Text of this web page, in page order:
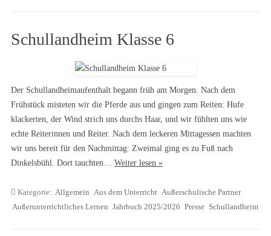
Schullandheim Klasse 6
Der Schullandheimaufenthalt begann früh am Morgen. Nach dem
Frühstück misteten wir die Pferde aus und gingen zum Reiten: Hufe
klackerten, der Wind strich uns durchs Haar, und wir fühlten uns wie
echte Reiterinnen und Reiter. Nach dem leckeren Mittagessen machten
wir uns bereit für den Nachmittag: Zweimal ging es zu Fuß nach
Dinkelsbühl. Dort tauchten… Weiter lesen »
Kategorie: Allgemein Aus dem Unterricht Außerschulische Partner
Außerunterrichtliches Lernen Jahrbuch 2025/2026 Presse Schullandheim